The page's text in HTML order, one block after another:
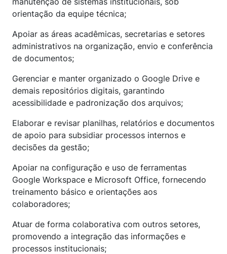
orientação da equipe técnica;
Apoiar as áreas acadêmicas, secretarias e setores
administrativos na organização, envio e conferência
de documentos;
Gerenciar e manter organizado o Google Drive e
demais repositórios digitais, garantindo
acessibilidade e padronização dos arquivos;
Elaborar e revisar planilhas, relatórios e documentos
de apoio para subsidiar processos internos e
decisões da gestão;
Apoiar na configuração e uso de ferramentas
Google Workspace e Microsoft Office, fornecendo
treinamento básico e orientações aos
colaboradores;
Atuar de forma colaborativa com outros setores,
promovendo a integração das informações e
processos institucionais;